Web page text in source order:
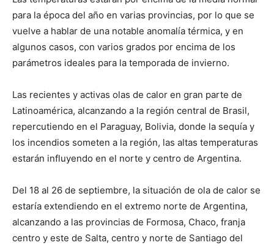
para la época del año en varias provincias, por lo que se
vuelve a hablar de una notable anomalía térmica, y en
algunos casos, con varios grados por encima de los
parámetros ideales para la temporada de invierno.
Las recientes y activas olas de calor en gran parte de
Latinoamérica, alcanzando a la región central de Brasil,
repercutiendo en el Paraguay, Bolivia, donde la sequía y
los incendios someten a la región, las altas temperaturas
estarán influyendo en el norte y centro de Argentina.
Del 18 al 26 de septiembre, la situación de ola de calor se
estaría extendiendo en el extremo norte de Argentina,
alcanzando a las provincias de Formosa, Chaco, franja
centro y este de Salta, centro y norte de Santiago del